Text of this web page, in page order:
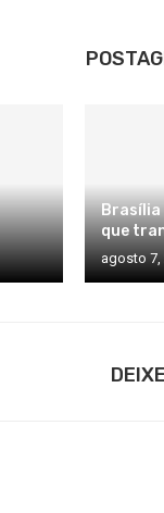
Brasília
que
agosto 7,